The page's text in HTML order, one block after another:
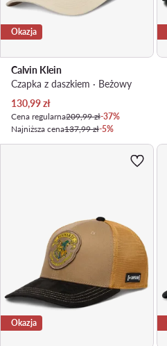
Okazja
Calvin Klein
Czapka z daszkiem · Beżowy
Aktualna cena
130,99zł
Cena regularna209,99 zł-37%
Najniższa cena137,99 zł-5%
Okazja